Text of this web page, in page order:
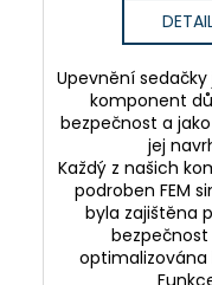
Upevnění
komponent
bezpečnost a
jej
Každý z našich
podroben FEM
byla zajištěna